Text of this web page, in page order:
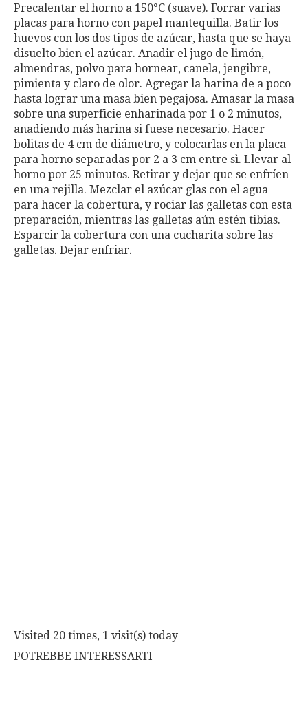
Precalentar el horno a 150°C (suave). Forrar varias
placas para horno con papel mantequilla. Batir los
huevos con los dos tipos de azúcar, hasta que se haya
disuelto bien el azúcar. Anadir el jugo de limón,
almendras, polvo para hornear, canela, jengibre,
pimienta y claro de olor. Agregar la harina de a poco
hasta lograr una masa bien pegajosa. Amasar la masa
sobre una superficie enharinada por 1 o 2 minutos,
anadiendo más harina si fuese necesario. Hacer
bolitas de 4 cm de diámetro, y colocarlas en la placa
para horno separadas por 2 a 3 cm entre sì. Llevar al
horno por 25 minutos. Retirar y dejar que se enfríen
en una rejilla. Mezclar el azúcar glas con el agua
para hacer la cobertura, y rociar las galletas con esta
preparación, mientras las galletas aún estén tibias.
Esparcir la cobertura con una cucharita sobre las
galletas. Dejar enfriar.
Visited 20 times, 1 visit(s) today
POTREBBE INTERESSARTI